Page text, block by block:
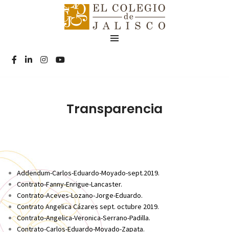
Transparencia
Addendum-Carlos-Eduardo-Moyado-sept.2019.
Contrato-Fanny-Enrigue-Lancaster.
Contrato-Aceves-Lozano-Jorge-Eduardo.
Contrato Angelica Cázares sept. octubre 2019.
Contrato-Angelica-Veronica-Serrano-Padilla.
Contrato-Carlos-Eduardo-Moyado-Zapata.